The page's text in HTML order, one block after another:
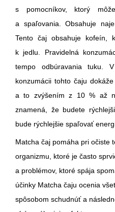
s pomocníkov, ktorý
a spaľovania. Obsahuje
Tento čaj obsahuje kofeín,
k jedlu. Pravidelná
tempo odbúravania tuku.
konzumácii tohto čaju
a to zvýšením z 10 % až
znamená, že budete
bude rýchlejšie spaľovať
Matcha čaj pomáha pri očiste
organizmu, ktoré je často
a problémov, ktoré spája
účinky Matcha čaju ocenia
spôsobom schudnúť a